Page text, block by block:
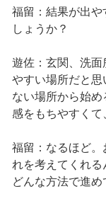
福留：結果が出
しょうか？
遊佐：玄関、洗
やすい場所だと
ない場所から始
感をもちやすくて
福留：なるほど
れを考えてくれる
どんな方法で進め